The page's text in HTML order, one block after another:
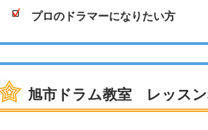
プロのドラマーになりたい方
旭市ドラム教室 レッス